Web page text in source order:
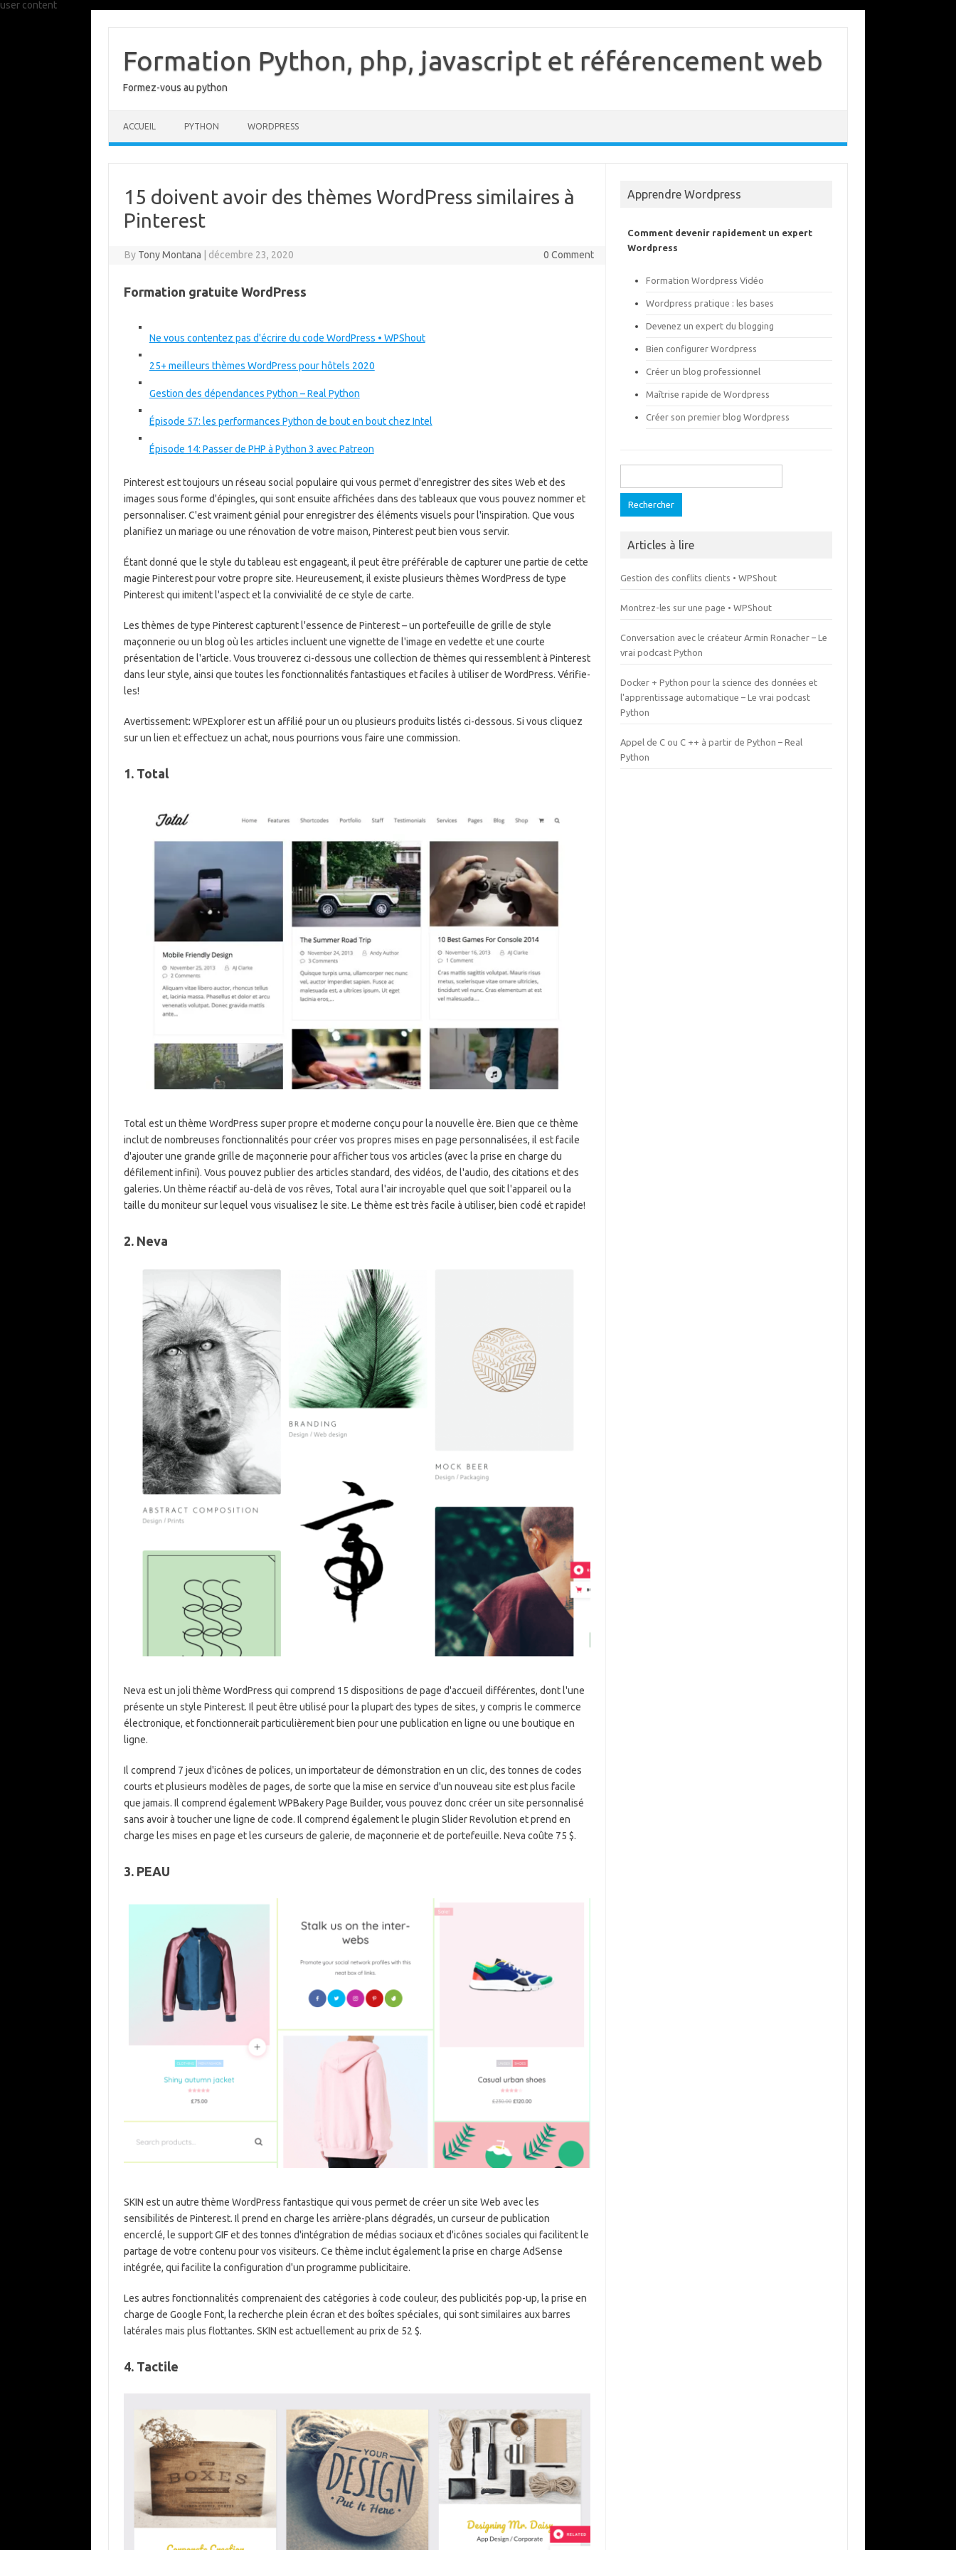
user content
contentFormation Python, php, javascript et référencement web
Formez-vous au python
ACCUEIL PYTHON WORDPRESS
15 doivent avoir des thèmes WordPress similaires à
Pinterest
By Tony Montana décembre 23, 2020 0 Comment
Formation gratuite WordPress
Ne vous contentez pas d'écrire du code WordPress • WPShout
25+ meilleurs thèmes WordPress pour hôtels 2020
Gestion des dépendances Python – Real Python
Épisode 57: les performances Python de bout en bout chez Intel
Épisode 14: Passer de PHP à Python 3 avec Patreon
Pinterest est toujours un réseau social populaire qui vous permet d'enregistrer des sites Web et des
images sous forme d'épingles, qui sont ensuite affichées dans des tableaux que vous pouvez nommer et
personnaliser. C'est vraiment génial pour enregistrer des éléments visuels pour l'inspiration. Que vous
planifiez un mariage ou une rénovation de votre maison, Pinterest peut bien vous servir.
Étant donné que le style du tableau est engageant, il peut être préférable de capturer une partie de cette
magie Pinterest pour votre propre site. Heureusement, il existe plusieurs thèmes WordPress de type
Pinterest qui imitent l'aspect et la convivialité de ce style de carte.
Les thèmes de type Pinterest capturent l'essence de Pinterest – un portefeuille de grille de style
maçonnerie ou un blog où les articles incluent une vignette de l'image en vedette et une courte
présentation de l'article. Vous trouverez ci-dessous une collection de thèmes qui ressemblent à Pinterest
dans leur style, ainsi que toutes les fonctionnalités fantastiques et faciles à utiliser de WordPress. Vérifie-
les!
Avertissement: WPExplorer est un affilié pour un ou plusieurs produits listés ci-dessous. Si vous cliquez
sur un lien et effectuez un achat, nous pourrions vous faire une commission.
1. Total
Total est un thème WordPress super propre et moderne conçu pour la nouvelle ère. Bien que ce thème
inclut de nombreuses fonctionnalités pour créer vos propres mises en page personnalisées, il est facile
d'ajouter une grande grille de maçonnerie pour afficher tous vos articles (avec la prise en charge du
défilement infini). Vous pouvez publier des articles standard, des vidéos, de l'audio, des citations et des
galeries. Un thème réactif au-delà de vos rêves, Total aura l'air incroyable quel que soit l'appareil ou la
taille du moniteur sur lequel vous visualisez le site. Le thème est très facile à utiliser, bien codé et rapide!
2. Neva
Neva est un joli thème WordPress qui comprend 15 dispositions de page d'accueil différentes, dont l'une
présente un style Pinterest. Il peut être utilisé pour la plupart des types de sites, y compris le commerce
électronique, et fonctionnerait particulièrement bien pour une publication en ligne ou une boutique en
ligne.
Il comprend 7 jeux d'icônes de polices, un importateur de démonstration en un clic, des tonnes de codes
courts et plusieurs modèles de pages, de sorte que la mise en service d'un nouveau site est plus facile
que jamais. Il comprend également WPBakery Page Builder, vous pouvez donc créer un site personnalisé
sans avoir à toucher une ligne de code. Il comprend également le plugin Slider Revolution et prend en
charge les mises en page et les curseurs de galerie, de maçonnerie et de portefeuille. Neva coûte 75 $.
3. PEAU
SKIN est un autre thème WordPress fantastique qui vous permet de créer un site Web avec les
sensibilités de Pinterest. Il prend en charge les arrière-plans dégradés, un curseur de publication
encerclé, le support GIF et des tonnes d'intégration de médias sociaux et d'icônes sociales qui facilitent le
partage de votre contenu pour vos visiteurs. Ce thème inclut également la prise en charge AdSense
intégrée, qui facilite la configuration d'un programme publicitaire.
Les autres fonctionnalités comprenaient des catégories à code couleur, des publicités pop-up, la prise en
charge de Google Font, la recherche plein écran et des boîtes spéciales, qui sont similaires aux barres
latérales mais plus flottantes. SKIN est actuellement au prix de 52 $.
4. Tactile
Apprendre Wordpress
Comment devenir rapidement un expert
Wordpress
Formation Wordpress Vidéo
Wordpress pratique : les bases
Devenez un expert du blogging
Bien configurer Wordpress
Créer un blog professionnel
Maîtrise rapide de Wordpress
Créer son premier blog Wordpress
Articles à lire
Gestion des conflits clients • WPShout
Montrez-les sur une page • WPShout
Conversation avec le créateur Armin Ronacher – Le
vrai podcast Python
Docker + Python pour la science des données et
l'apprentissage automatique – Le vrai podcast
Python
Appel de C ou C ++ à partir de Python – Real
Python